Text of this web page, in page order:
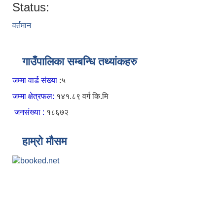
Status:
वर्तमान
गाउँपालिका सम्बन्धि तथ्यांकहरु
जम्मा वार्ड संख्या :५
जम्मा क्षेत्रफल: १४१.८९ वर्ग कि.मि
जनसंख्या : १८६७२
हाम्रो मौसम